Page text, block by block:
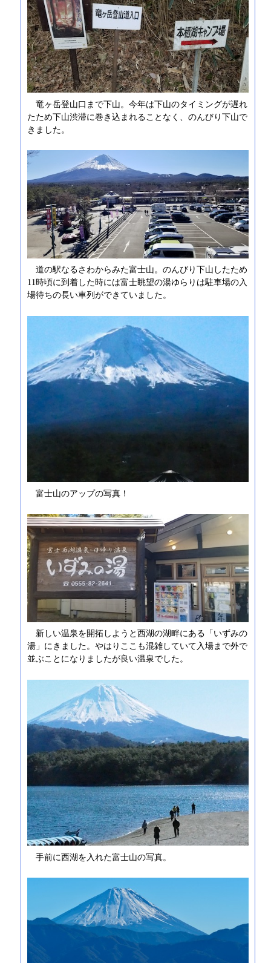
竜ヶ岳登山口まで下山。今年は下山のタイミングが遅れ
たため下山渋滞に巻き込まれることなく、のんびり下山で
きました。
道の駅なるさわからみた富士山。のんびり下山したため
11時頃に到着した時には富士眺望の湯ゆらりは駐車場の入
場待ちの長い車列ができていました。
富士山のアップの写真！
新しい温泉を開拓しようと西湖の湖畔にある「いずみの
湯」にきました。やはりここも混雑していて入場まで外で
並ぶことになりましたが良い温泉でした。
手前に西湖を入れた富士山の写真。